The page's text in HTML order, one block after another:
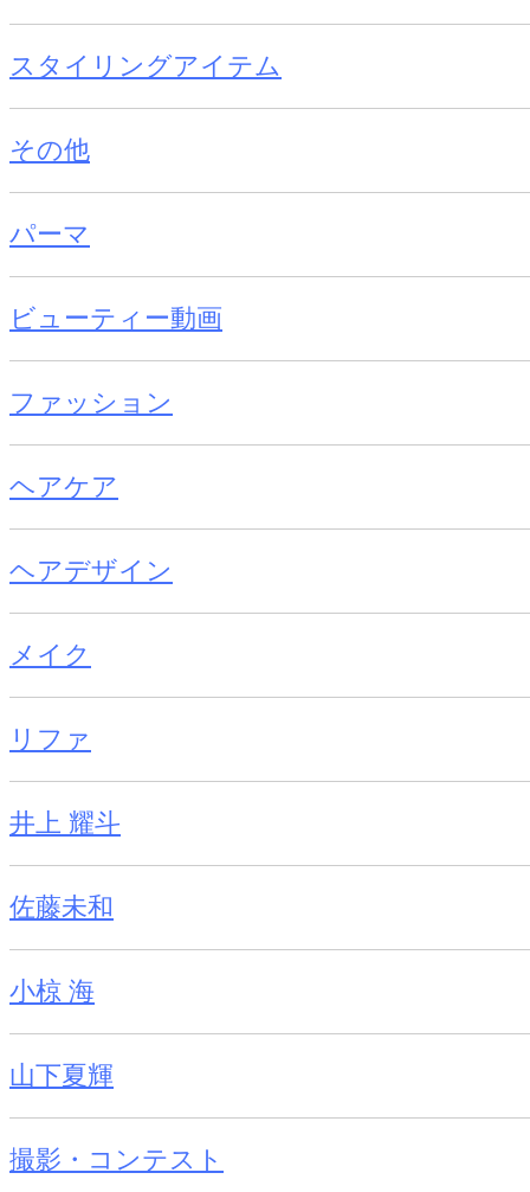
スタイリングアイテム
その他
パーマ
ビューティー動画
ファッション
ヘアケア
ヘアデザイン
メイク
リファ
井上 耀斗
佐藤未和
小椋 海
山下夏輝
撮影・コンテスト